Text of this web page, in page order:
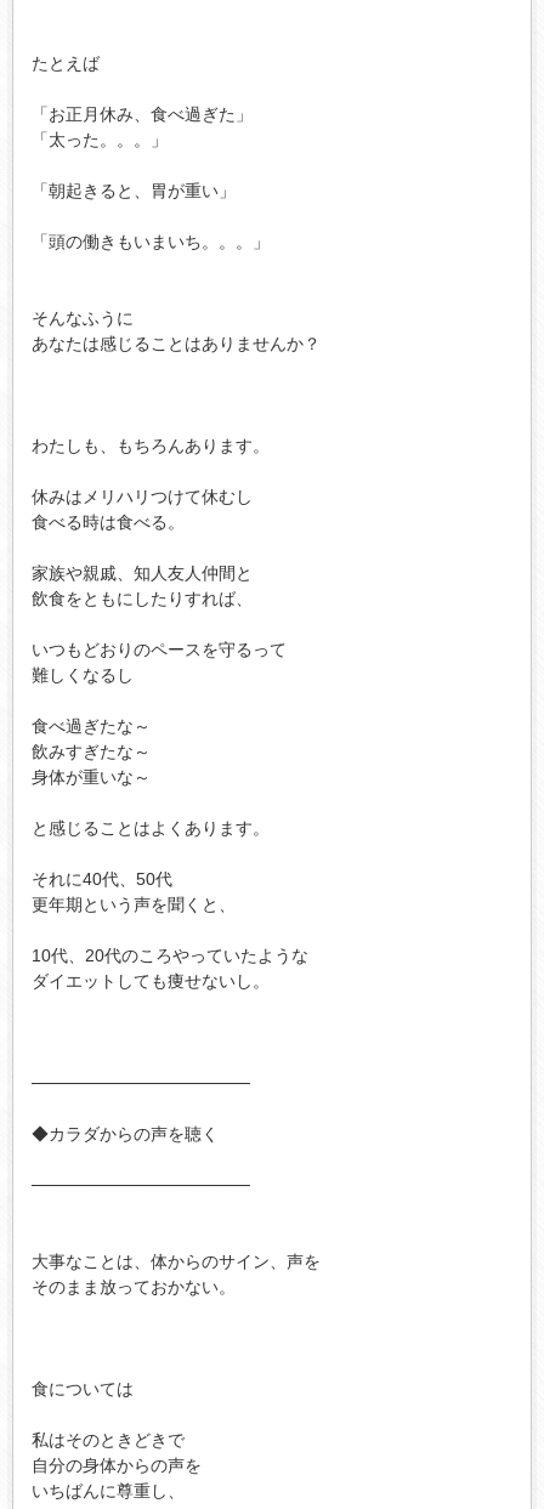
たとえば
「お正月休み、食べ過ぎた」
「太った。。。」
「朝起きると、胃が重い」
「頭の働きもいまいち。。。」
そんなふうに
あなたは感じることはありませんか？
わたしも、もちろんあります。
休みはメリハリつけて休むし
食べる時は食べる。
家族や親戚、知人友人仲間と
飲食をともにしたりすれば、
いつもどおりのペースを守るって
難しくなるし
食べ過ぎたな～
飲みすぎたな～
身体が重いな～
と感じることはよくあります。
それに40代、50代
更年期という声を聞くと、
10代、20代のころやっていたような
ダイエットしても痩せないし。
──────────────────
◆カラダからの声を聴く
──────────────────
大事なことは、体からのサイン、声を
そのまま放っておかない。
食については
私はそのときどきで
自分の身体からの声を
いちばんに尊重し、